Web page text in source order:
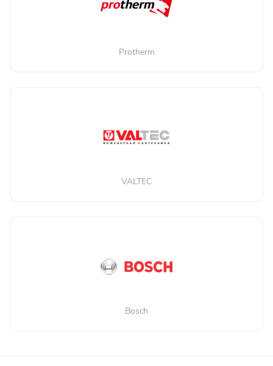
Protherm
VALTEC
Bosch